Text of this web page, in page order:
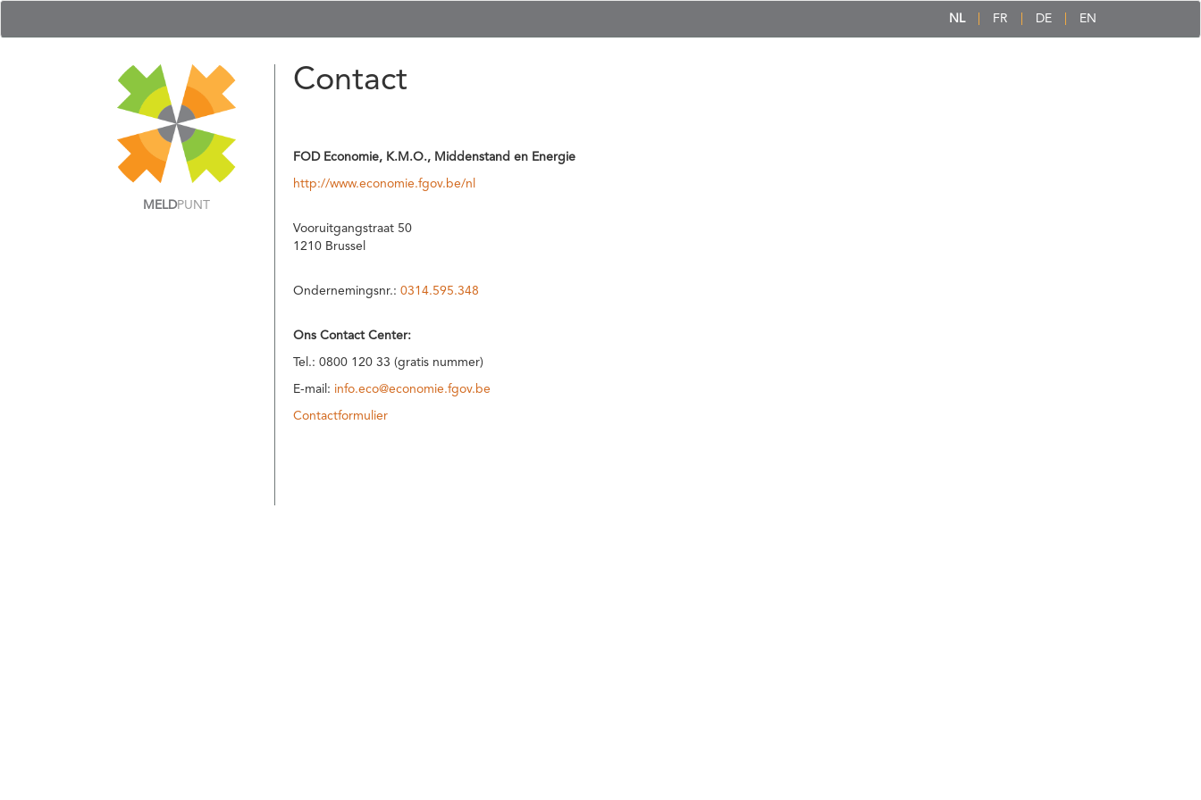
NL FR DE EN
MELDPUNT
Contact
FOD Economie, K.M.O., Middenstand en Energie
http://www.economie.fgov.be/nl
Vooruitgangstraat 50
1210 Brussel
Ondernemingsnr.: 0314.595.348
Ons Contact Center:
Tel.: 0800 120 33 (gratis nummer)
E-mail: info.eco@economie.fgov.be
Contactformulier